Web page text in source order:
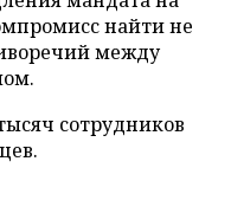
найти не
между
сотрудников